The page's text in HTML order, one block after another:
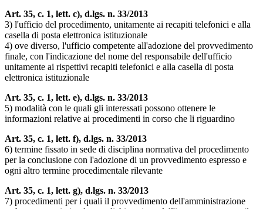
Art. 35, c. 1, lett. c), d.lgs. n. 33/2013
3) l'ufficio del procedimento, unitamente ai recapiti telefonici e alla
casella di posta elettronica istituzionale
4) ove diverso, l'ufficio competente all'adozione del provvedimento
finale, con l'indicazione del nome del responsabile dell'ufficio
unitamente ai rispettivi recapiti telefonici e alla casella di posta
elettronica istituzionale
Art. 35, c. 1, lett. e), d.lgs. n. 33/2013
5) modalità con le quali gli interessati possono ottenere le
informazioni relative ai procedimenti in corso che li riguardino
Art. 35, c. 1, lett. f), d.lgs. n. 33/2013
6) termine fissato in sede di disciplina normativa del procedimento
per la conclusione con l'adozione di un provvedimento espresso e
ogni altro termine procedimentale rilevante
Art. 35, c. 1, lett. g), d.lgs. n. 33/2013
7) procedimenti per i quali il provvedimento dell'amministrazione